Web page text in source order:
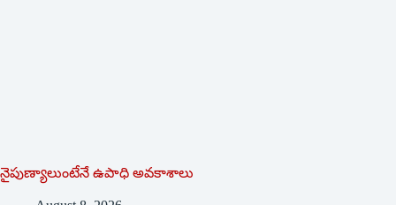
నైపుణ్యాలుంటేనే ఉపాధి అవకాశాలు